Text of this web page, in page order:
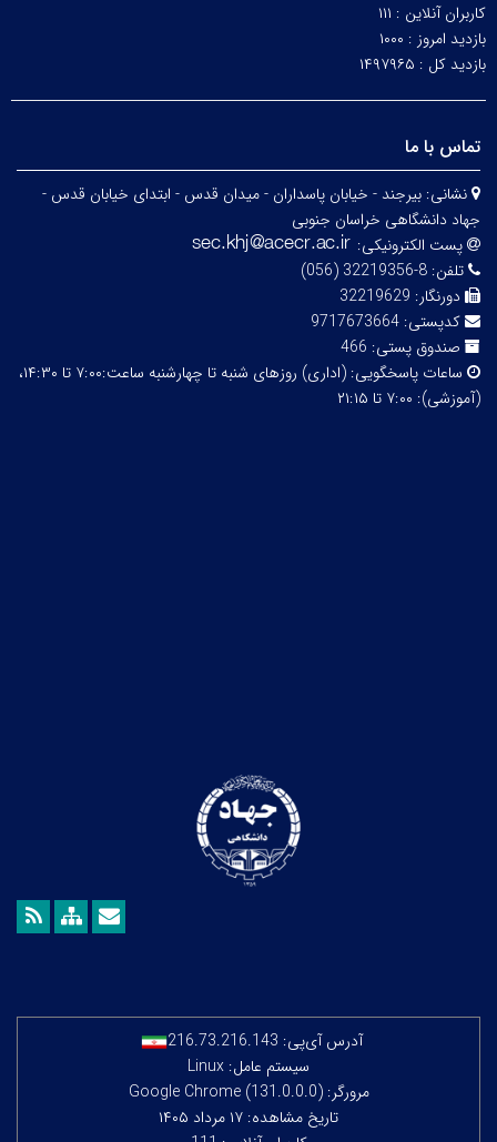
کاربران آنلاین : ۱۱۱
بازدید امروز : ۱۰۰۰
بازدید کل : ۱۴۹۷۹۶۵
تماس با ما
نشانی: بیرجند - خیابان پاسداران - میدان قدس - ابتدای خیابان قدس -
جهاد دانشگاهی خراسان جنوبی
پست الکترونیکی:
تلفن: 8-32219356 (056)
دورنگار: 32219629
کدپستی: 9717673664
صندوق پستی: 466
ساعات پاسخگویی:
(اداری) روزهای شنبه تا چهارشنبه ساعت:۷:۰۰ تا ۱۴:۳۰،
(آموزشی): ۷:۰۰ تا ۲۱:۱۵
آدرس آی‌پی: 216.73.216.143
سیستم عامل: Linux
مرورگر: Google Chrome (131.0.0.0)
تاریخ مشاهده: ۱۷ مرداد ۱۴۰۵